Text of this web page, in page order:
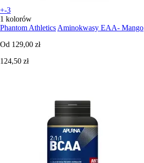
+-3
1 kolorów
Phantom Athletics Aminokwasy EAA- Mango
Od 129,00 zł
124,50 zł